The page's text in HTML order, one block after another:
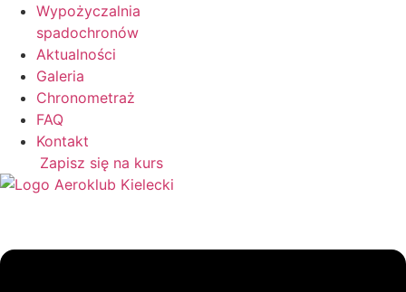
Wypożyczalnia
spadochronów
Aktualności
Galeria
Chronometraż
FAQ
Kontakt
Zapisz się na kurs